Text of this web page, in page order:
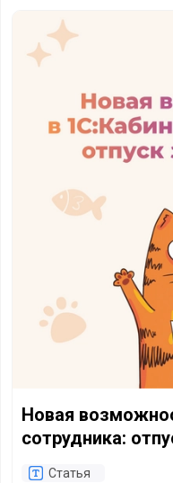
Новая возможность
Новая
сотрудника:
Статья